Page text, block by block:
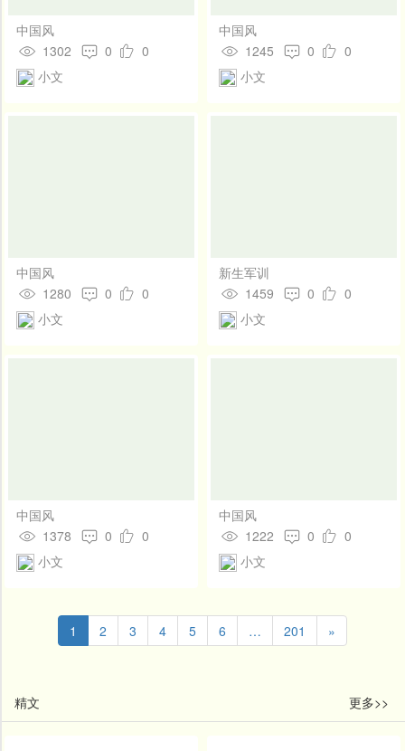
中国风
1302
0
0
小文
中国风
1245
0
0
小文
中国风
1280
0
0
小文
新生军训
1459
0
0
小文
中国风
1378
0
0
小文
中国风
1222
0
0
小文
1 2 3 4 5 6 … 201 »
更多>>
精文